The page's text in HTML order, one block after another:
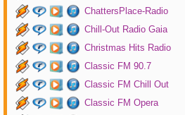
ChattersPlace-Radio
Chill-Out Radio Gaia
Christmas Hits Radio
Classic FM 90.7
Classic FM Chill Out
Classic FM Opera